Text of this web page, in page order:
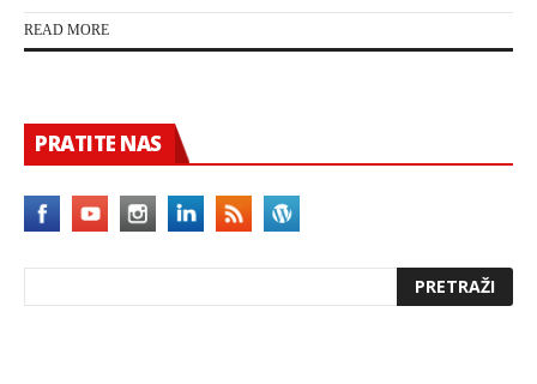
READ MORE
PRATITE NAS